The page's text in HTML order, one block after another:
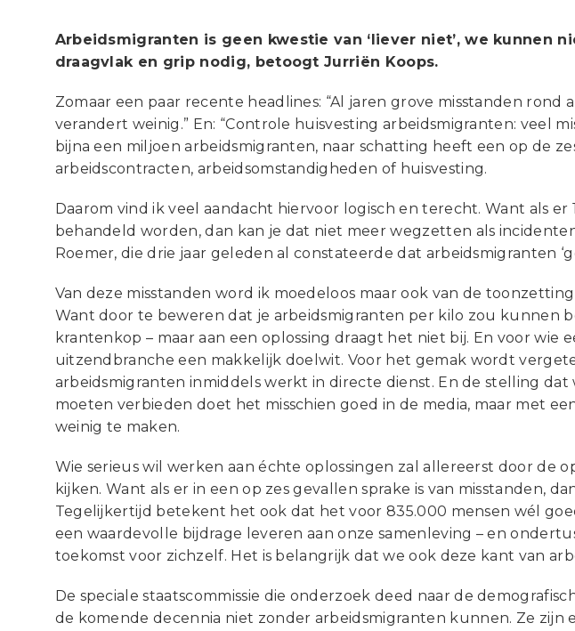
Arbeidsmigranten is geen kwestie van ‘liever niet’, we kunnen
draagvlak en grip nodig, betoogt Jurriën Koops.
Zomaar een paar recente headlines: “Al jaren grove misstanden rond
verandert weinig.” En: “Controle huisvesting arbeidsmigranten: veel
bijna een miljoen arbeidsmigranten, naar schatting heeft een op de
arbeidscontracten, arbeidsomstandigheden of huisvesting.
Daarom vind ik veel aandacht hiervoor logisch en terecht. Want als er
behandeld worden, dan kan je dat niet meer wegzetten als
Roemer, die drie jaar geleden al constateerde dat arbeidsmigranten
Van deze misstanden word ik moedeloos maar ook van de
Want door te beweren dat je arbeidsmigranten per kilo zou kunnen
krantenkop – maar aan een oplossing draagt het niet bij. En voor wie
uitzendbranche een makkelijk doelwit. Voor het gemak wordt
arbeidsmigranten inmiddels werkt in directe dienst. En de stelling dat
moeten verbieden doet het misschien goed in de media, maar met
weinig te maken.
Wie serieus wil werken aan échte oplossingen zal allereerst door de
kijken. Want als er in een op zes gevallen sprake is van misstanden,
Tegelijkertijd betekent het ook dat het voor 835.000 mensen wél
een waardevolle bijdrage leveren aan onze samenleving – en
toekomst voor zichzelf. Het is belangrijk dat we ook deze kant van
De speciale staatscommissie die onderzoek deed naar de
de komende decennia niet zonder arbeidsmigranten kunnen. Ze zijn